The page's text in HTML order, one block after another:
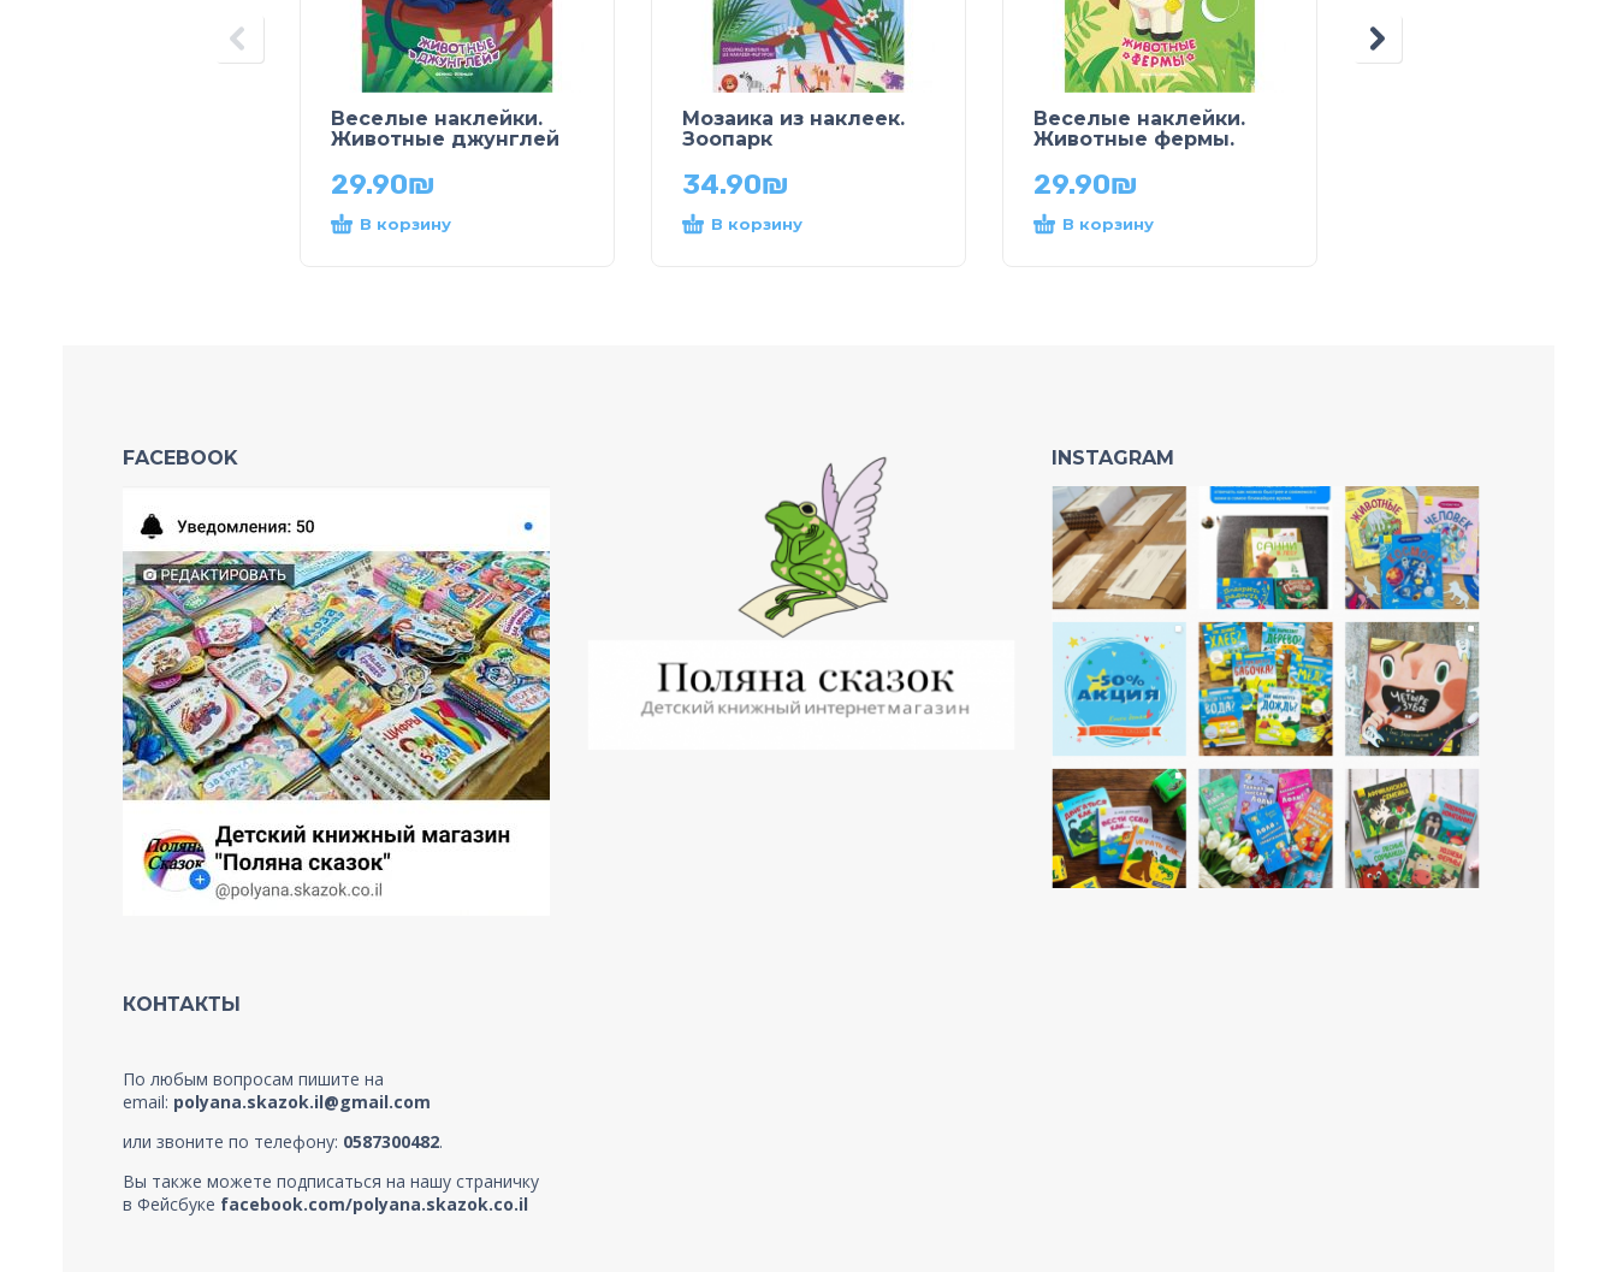
Веселые наклейки.
Животные джунглей
29.90₪
В корзину
Мозаика из наклеек.
Зоопарк
34.90₪
В корзину
Веселые наклейки.
Животные фермы.
29.90₪
В корзину
FACEBOOK INSTAGRAM
КОНТАКТЫ
По любым вопросам пишите на
email: polyana.skazok.il@gmail.com
или звоните по телефону: 0587300482.
Вы также можете подписаться на нашу страничку
в Фейсбуке facebook.com/polyana.skazok.co.il